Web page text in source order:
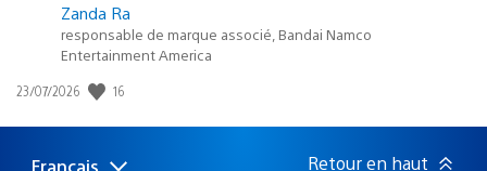
Zanda Ra
responsable de marque associé, Bandai Namco
Entertainment America
Date
publication
23/07/2026 16
Français Retour en haut